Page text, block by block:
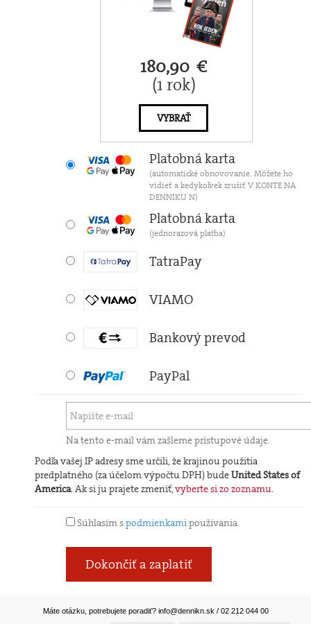
180,90 €
(1 rok)
VYBRAŤ
Platobná karta
(automatické obnovovanie. Môžete ho
vidieť a kedykoľvek zrušiť V KONTE NA
DENNÍKU N)
Platobná karta
(jednorazová platba)
TatraPay
VIAMO
Bankový prevod
PayPal
Na tento e-mail vám zašleme prístupové údaje.
Podľa vašej IP adresy sme určili, že krajinou použitia
predplatného (za účelom výpočtu DPH) budeUnited States of
America. Ak si ju prajete zmeniť,vyberte si zo zoznamu.
Súhlasím spodmienkamipoužívania.
Dokončiť a zaplatiť
Máte otázku, potrebujete poradiť? info@dennikn.sk / 02 212 044 00